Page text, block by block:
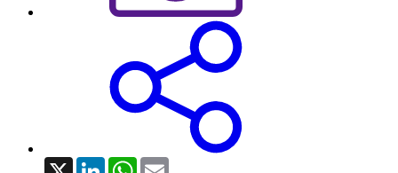
X LinkedInWhatsApp